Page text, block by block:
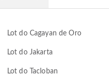
Lot do Cagayan de Oro
Lot do Jakarta
Lot do Tacloban